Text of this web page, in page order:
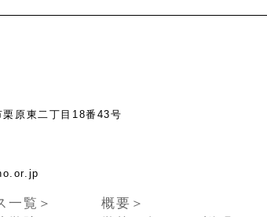
原東二丁目18番43号
techno.or.jp
一覧＞
概要＞